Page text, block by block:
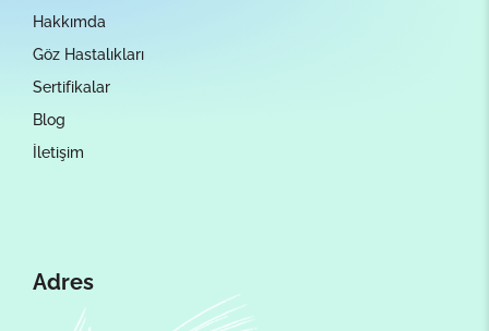
Hakkımda
Göz Hastalıkları
Sertifikalar
Blog
İletişim
Adres